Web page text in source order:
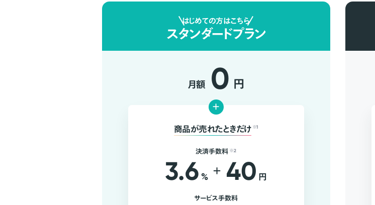
はじめての方はこちら
スタンダードプラン
月額 0 円
+
商品が売れたときだけ ※1
決済手数料 ※2
3.6 % + 40 円
サービス手数料